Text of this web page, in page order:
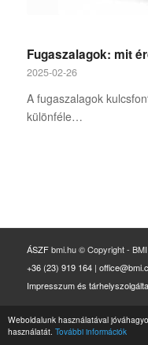
Weboldalunk használatával
használatát. További információk
Fugaszalagok: mit
2025-02-26
A fugaszalagok
különféle…
ÁSZFbmi.hu © Copyright -
+36 (23) 919 164|
Impresszum és